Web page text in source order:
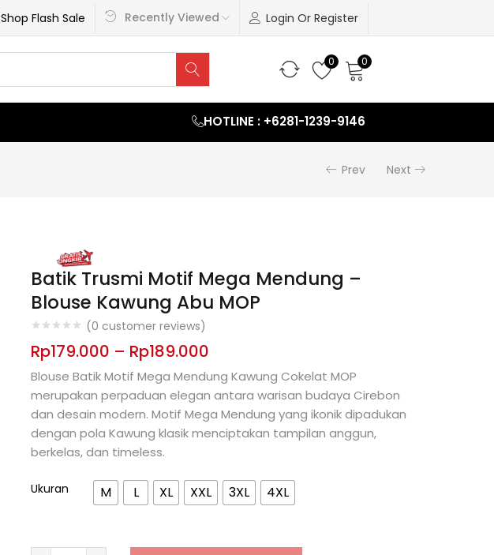
Shop Flash Sale Recently Viewed Login Or Register
0 0
HOTLINE : +6281-1239-9146
Prev Next
Batik Trusmi Motif Mega Mendung –
Blouse Kawung Abu MOP
(0 customer reviews)
Rp179.000 – Rp189.000
Blouse Batik Motif Mega Mendung Kawung Cokelat MOP
merupakan perpaduan elegan antara warisan budaya Cirebon
dan desain modern. Motif Mega Mendung yang ikonik dipadukan
dengan pola Kawung klasik menciptakan tampilan anggun,
berkelas, dan timeless.
Ukuran M L XL XXL 3XL 4XL